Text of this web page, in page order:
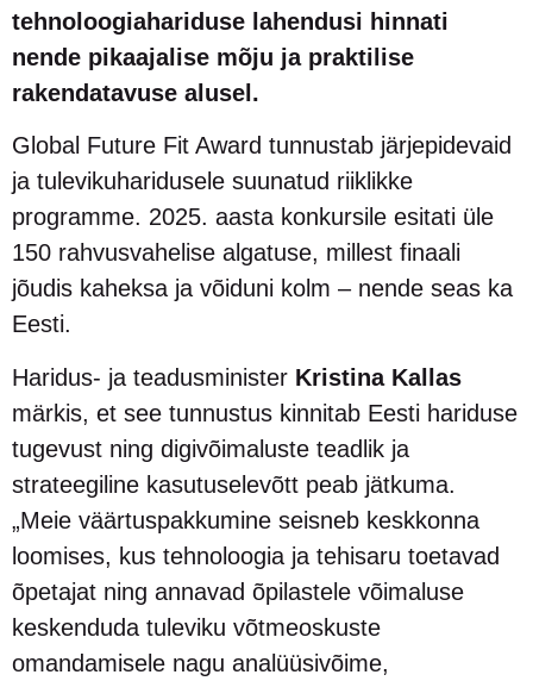
tehnoloogiahariduse lahendusi hinnati
nende pikaajalise mõju ja praktilise
rakendatavuse alusel.
Global Future Fit Award tunnustab järjepidevaid
ja tulevikuharidusele suunatud riiklikke
programme. 2025. aasta konkursile esitati üle
150 rahvusvahelise algatuse, millest finaali
jõudis kaheksa ja võiduni kolm – nende seas ka
Eesti.
Haridus- ja teadusminister Kristina Kallas
märkis, et see tunnustus kinnitab Eesti hariduse
tugevust ning digivõimaluste teadlik ja
strateegiline kasutuselevõtt peab jätkuma.
„Meie väärtuspakkumine seisneb keskkonna
loomises, kus tehnoloogia ja tehisaru toetavad
õpetajat ning annavad õpilastele võimaluse
keskenduda tuleviku võtmeoskuste
omandamisele nagu analüüsivõime,